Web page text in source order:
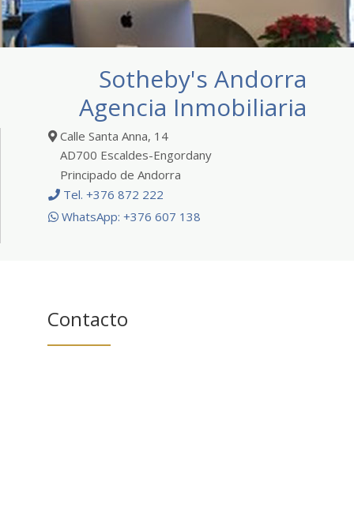
Sotheby's Andorra
Agencia Inmobiliaria
Calle Santa Anna, 14
AD700 Escaldes-Engordany
Principado de Andorra
Tel. +376 872 222
WhatsApp: +376 607 138
Contacto